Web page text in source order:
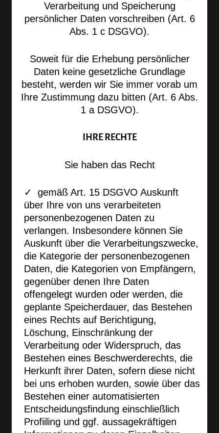
Verarbeitung und Speicherung
persönlicher Daten vorschreiben (Art. 6
Abs. 1 c DSGVO).
Soweit für die Erhebung persönlicher
Daten keine gesetzliche Grundlage
besteht, werden wir Sie immer vorab um
Ihre Zustimmung dazu bitten (Art. 6 Abs.
1 a DSGVO).
IHRE RECHTE
Sie haben das Recht
gemäß Art. 15 DSGVO Auskunft
über Ihre von uns verarbeiteten
personenbezogenen Daten zu
verlangen. Insbesondere können Sie
Auskunft über die Verarbeitungszwecke,
die Kategorie der personenbezogenen
Daten, die Kategorien von Empfängern,
gegenüber denen Ihre Daten
offengelegt wurden oder werden, die
geplante Speicherdauer, das Bestehen
eines Rechts auf Berichtigung,
Löschung, Einschränkung der
Verarbeitung oder Widerspruch, das
Bestehen eines Beschwerderechts, die
Herkunft ihrer Daten, sofern diese nicht
bei uns erhoben wurden, sowie über das
Bestehen einer automatisierten
Entscheidungsfindung einschließlich
Profiiling und ggf. aussagekräftigen